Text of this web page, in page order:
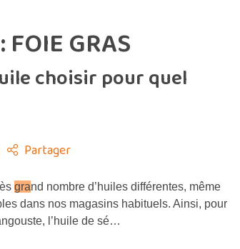
FOIE GRAS
choisir pour quel
Partager
grand nombre d’huiles différentes, même
dans nos magasins habituels. Ainsi, pour
l’huile de sé…